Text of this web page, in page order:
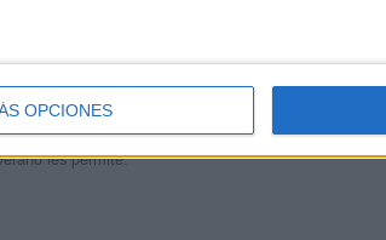
OPCIONES
un blog, es la apuesta personal de dos profesores
son los encargados de los contenidos que
la mayor parte del tiempo, que sus tareas como
les permite.